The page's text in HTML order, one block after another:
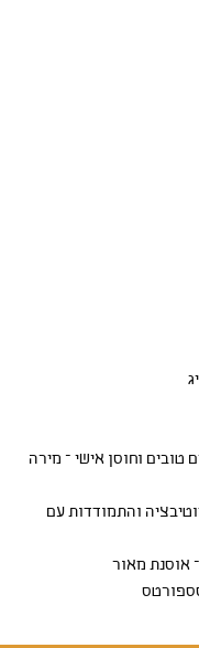
טובים וחוסן אישי – מירה
והתמודדות עם
אוסנת מאור